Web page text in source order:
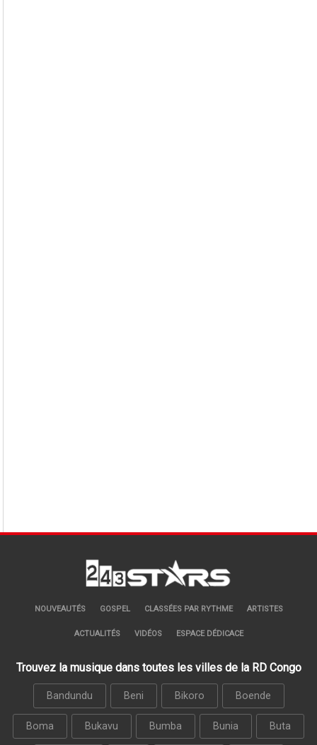
NOUVEAUTÉS GOSPEL CLASSÉES PAR RYTHME ARTISTES
ACTUALITÉS VIDÉOS ESPACE DÉDICACE
Trouvez la musique dans toutes les villes de la RD Congo
Bandundu Beni Bikoro Boende
Boma Bukavu Bumba Bunia Buta